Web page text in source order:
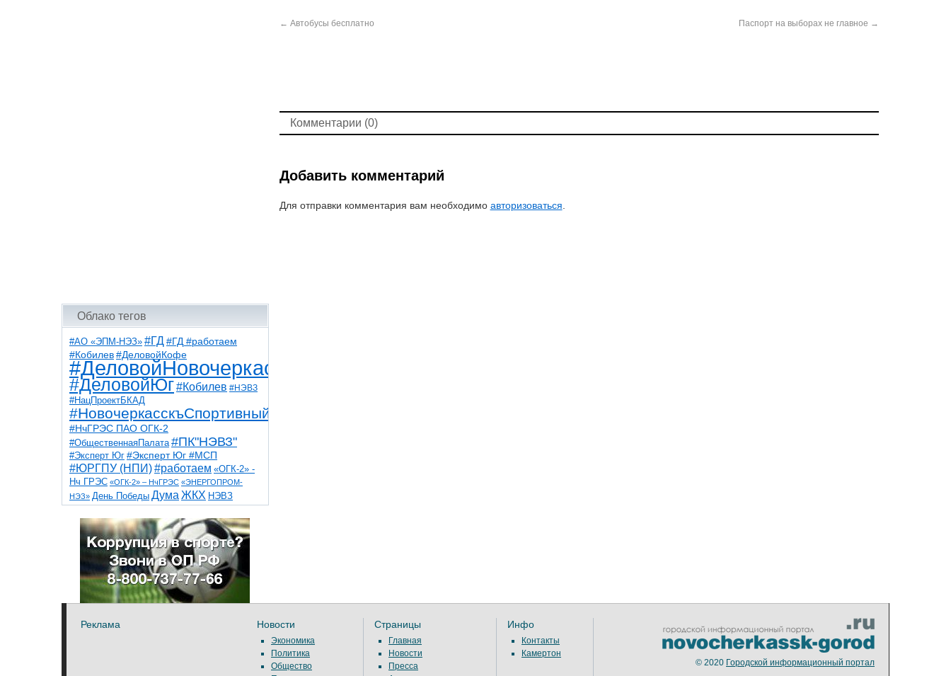
Облако тегов
#АО «ЭПМ-НЭЗ» #ГД #ГД #работаем
#Кобилев #ДеловойКофе
#ДеловойНовочеркасск
#ДеловойЮг#Кобилев #НЭВЗ
#НацПроектБКАД
#НовочеркасскъСпортивный
#НчГРЭС ПАО ОГК-2
#ОбщественнаяПалата #ПК"НЭВЗ"
#Эксперт Юг #Эксперт Юг #МСП
#ЮРГПУ (НПИ)#работаем «ОГК-2» -
Нч ГРЭС «ОГК-2» – НчГРЭС «ЭНЕРГОПРОМ-
НЭЗ» День Победы Дума ЖКХ НЭВЗ
НчГРЭС ТНТ
благоустройствоветераны выборы
детидороги казаки коррупция космос
общественная палата парк пожар роща
спорт театр транспорт художники
← Автобусы бесплатно Паспорт на выборах не главное →
Комментарии (0)
Добавить комментарий
Для отправки комментария вам необходимо авторизоваться.
Реклама Новости
Экономика
Политика
Общество
Страницы
Главная
Новости
Пресса
Инфо
Контакты
Камертон
© 2020 Городской информационный портал